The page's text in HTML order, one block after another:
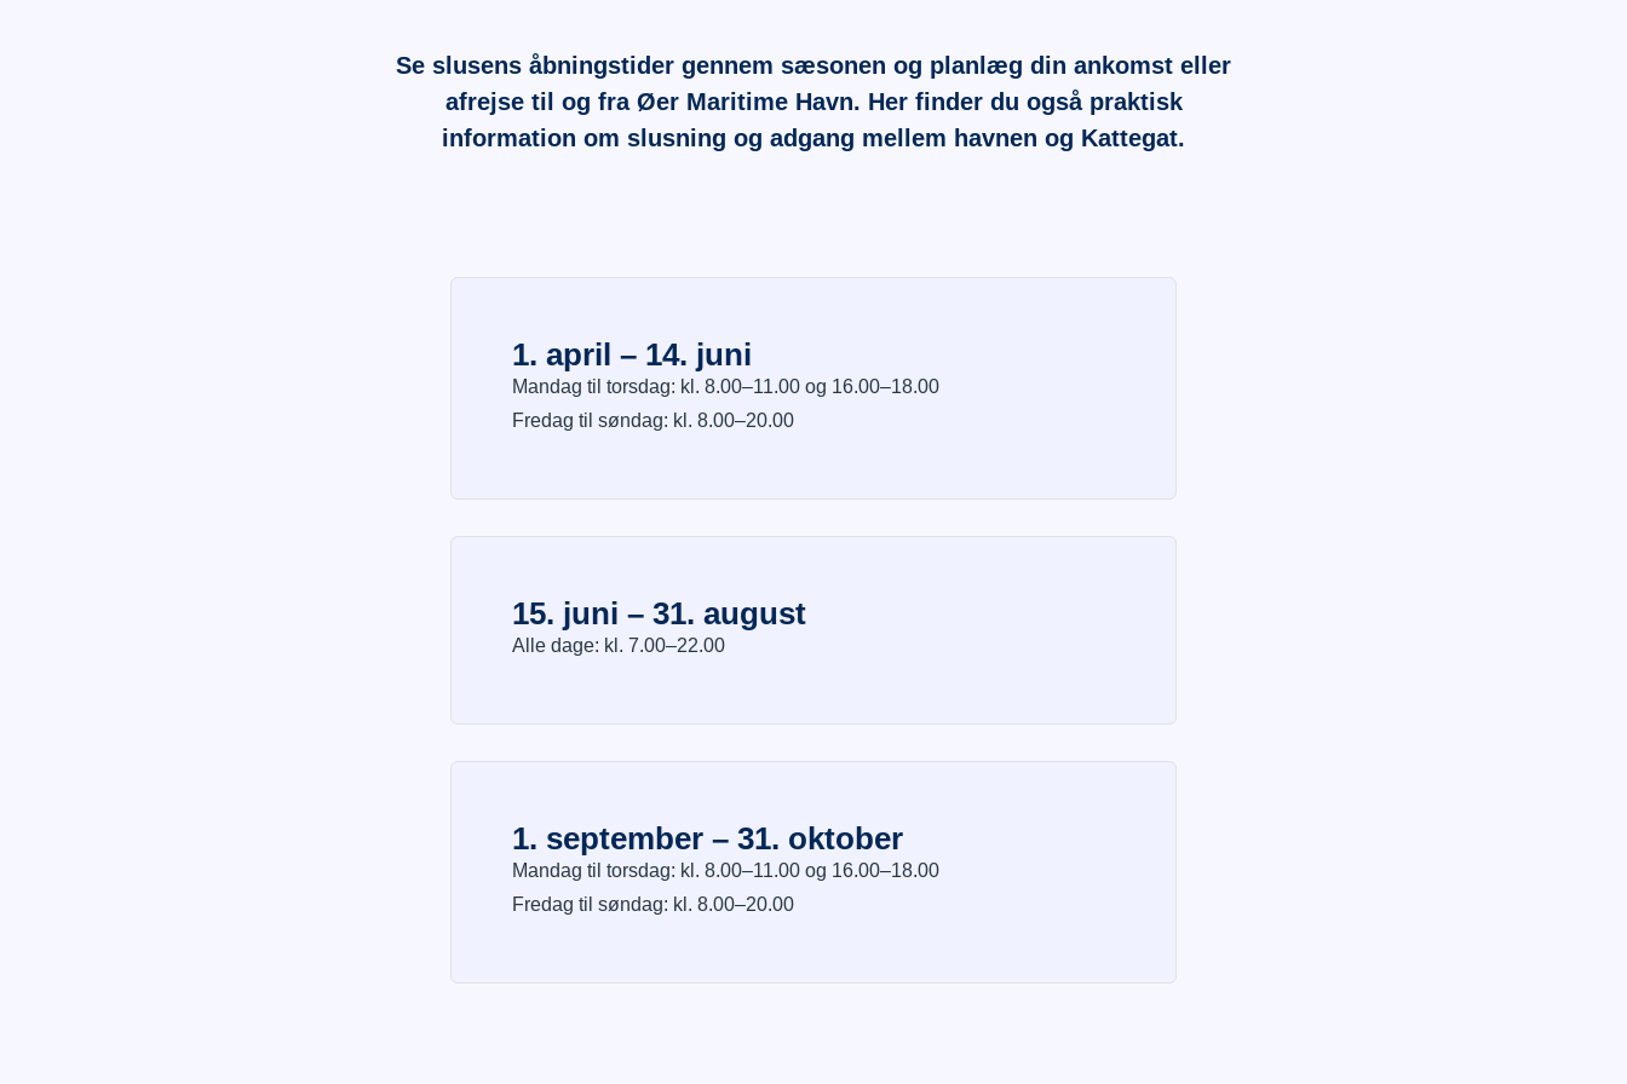
Se slusens åbningstider gennem sæsonen og planlæg din ankomst eller
afrejse til og fra Øer Maritime Havn. Her finder du også praktisk
information om slusning og adgang mellem havnen og Kattegat.
1. april – 14. juni
Mandag til torsdag: kl. 8.00–11.00 og 16.00–18.00
Fredag til søndag: kl. 8.00–20.00
15. juni – 31. august
Alle dage: kl. 7.00–22.00
1. september – 31. oktober
Mandag til torsdag: kl. 8.00–11.00 og 16.00–18.00
Fredag til søndag: kl. 8.00–20.00